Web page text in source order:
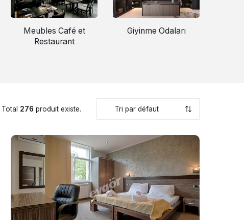
Meubles Café et
Restaurant
Giyinme Odaları
Total 276 produit existe.